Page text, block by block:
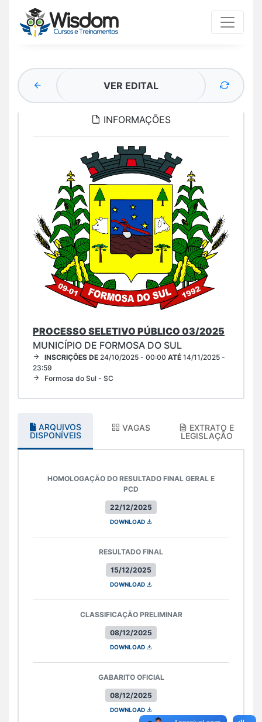
VER EDITAL
INFORMAÇÕES
PROCESSO SELETIVO PÚBLICO 03/2025
MUNICÍPIO DE FORMOSA DO SUL
INSCRIÇÕES DE 24/10/2025 - 00:00 ATÉ 14/11/2025 -
23:59
Formosa do Sul - SC
ARQUIVOS
DISPONÍVEIS
VAGAS
EXTRATO E
LEGISLAÇÃO
22/12/2025
HOMOLOGAÇÃO DO RESULTADO FINAL GERAL E
PCD
DOWNLOAD
15/12/2025
RESULTADO FINAL
DOWNLOAD
08/12/2025
CLASSIFICAÇÃO PRELIMINAR
DOWNLOAD
08/12/2025
GABARITO OFICIAL
DOWNLOAD